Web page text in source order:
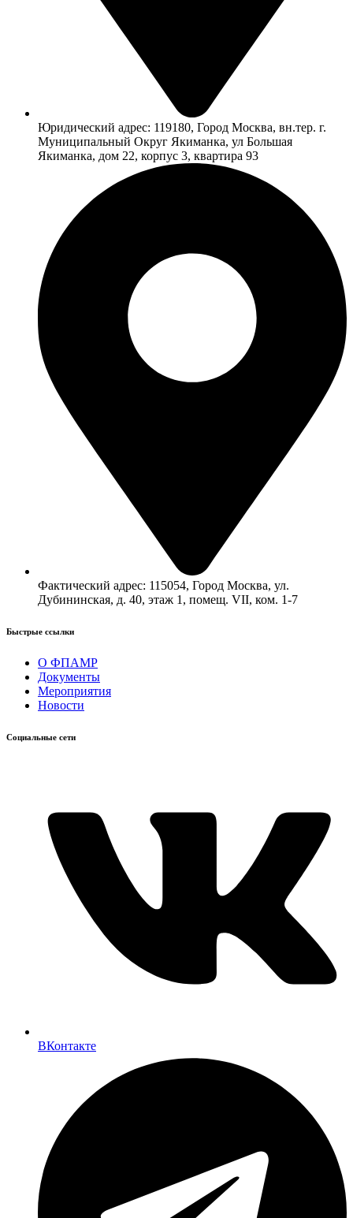
Юридический адрес: 119180, Город Москва, вн.тер. г.
Муниципальный Округ Якиманка, ул Большая
Якиманка, дом 22, корпус 3, квартира 93
Фактический адрес: 115054, Город Москва, ул.
Дубининская, д. 40, этаж 1, помещ. VII, ком. 1-7
Быстрые ссылки​
О ФПАМР
Документы
Мероприятия
Новости
Социальные сети
ВКонтакте